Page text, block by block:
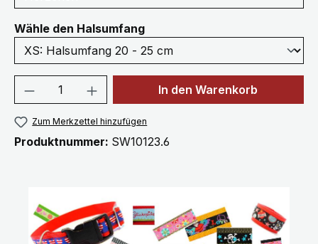
Wähle den Halsumfangauswählen
Produkt Anzahl: Gib denIn den Warenkorb
Zum Merkzettel hinzufügen
Produktnummer: SW10123.6